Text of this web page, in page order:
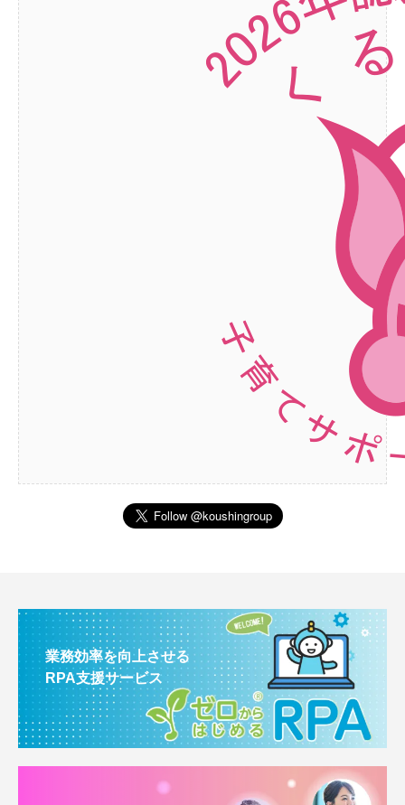
業務効率を向上させる
RPA支援サービス